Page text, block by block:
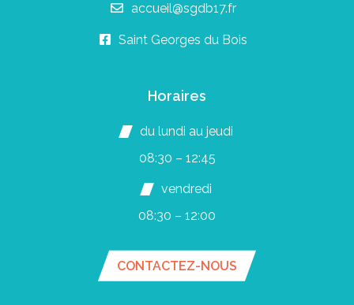
accueil@sgdb17.fr
Saint Georges du Bois
Horaires
du lundi au jeudi
08:30 – 12:45
vendredi
08:30 – 12:00
CONTACTEZ-NOUS